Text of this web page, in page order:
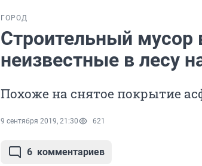
ГОРОД
Строительный
неизвестные в лесу
Похоже на снятое покрытие
9 сентября 2019, 21:30 621
6 комментариев